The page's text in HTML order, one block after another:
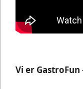
Vi er